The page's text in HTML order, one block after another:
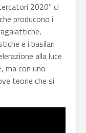
2020” ci
producono i
e i basilari
alla luce
ma con uno
teorie che si